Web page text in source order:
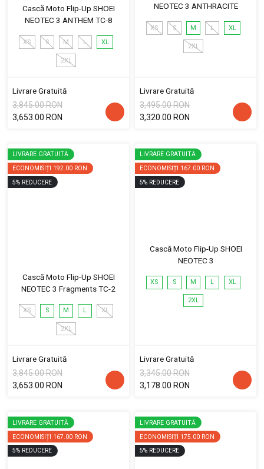
Cască Moto Flip-Up SHOEI
NEOTEC 3 ANTHEM TC-8
XS S M L XL
2XL
Livrare Gratuită
3,845.00 RON
3,653.00 RON
NEOTEC 3 ANTHRACITE
XS S M L XL
2XL
Livrare Gratuită
3,495.00 RON
3,320.00 RON
LIVRARE GRATUITĂ
ECONOMISIȚI 192.00 RON
5% REDUCERE
Cască Moto Flip-Up SHOEI
NEOTEC 3 Fragments TC-2
XS S M L XL
2XL
Livrare Gratuită
3,845.00 RON
3,653.00 RON
LIVRARE GRATUITĂ
ECONOMISIȚI 167.00 RON
5% REDUCERE
Cască Moto Flip-Up SHOEI
NEOTEC 3
XS S M L XL
2XL
Livrare Gratuită
3,345.00 RON
3,178.00 RON
LIVRARE GRATUITĂ
ECONOMISIȚI 167.00 RON
5% REDUCERE
LIVRARE GRATUITĂ
ECONOMISIȚI 175.00 RON
5% REDUCERE